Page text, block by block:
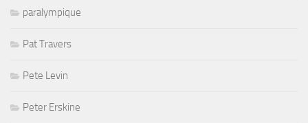
paralympique
Pat Travers
Pete Levin
Peter Erskine